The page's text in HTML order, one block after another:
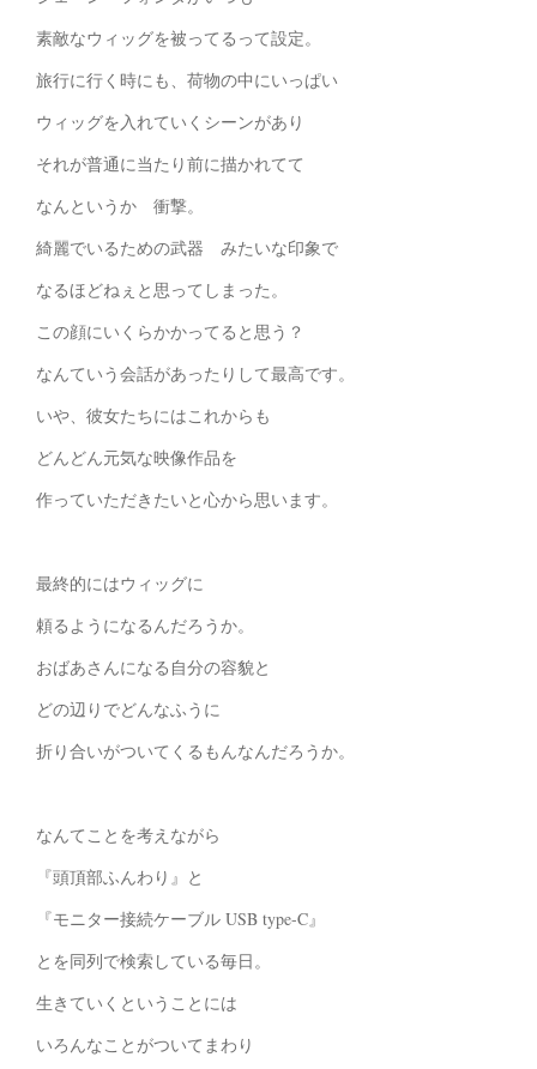
素敵なウィッグを被ってるって設定。
旅行に行く時にも、荷物の中にいっぱい
ウィッグを入れていくシーンがあり
それが普通に当たり前に描かれてて
なんというか 衝撃。
綺麗でいるための武器 みたいな印象で
なるほどねぇと思ってしまった。
この顔にいくらかかってると思う？
なんていう会話があったりして最高です。
いや、彼女たちにはこれからも
どんどん元気な映像作品を
作っていただきたいと心から思います。
最終的にはウィッグに
頼るようになるんだろうか。
おばあさんになる自分の容貌と
どの辺りでどんなふうに
折り合いがついてくるもんなんだろうか。
なんてことを考えながら
『頭頂部ふんわり』と
『モニター接続ケーブル USB type-C』
とを同列で検索している毎日。
生きていくということには
いろんなことがついてまわり